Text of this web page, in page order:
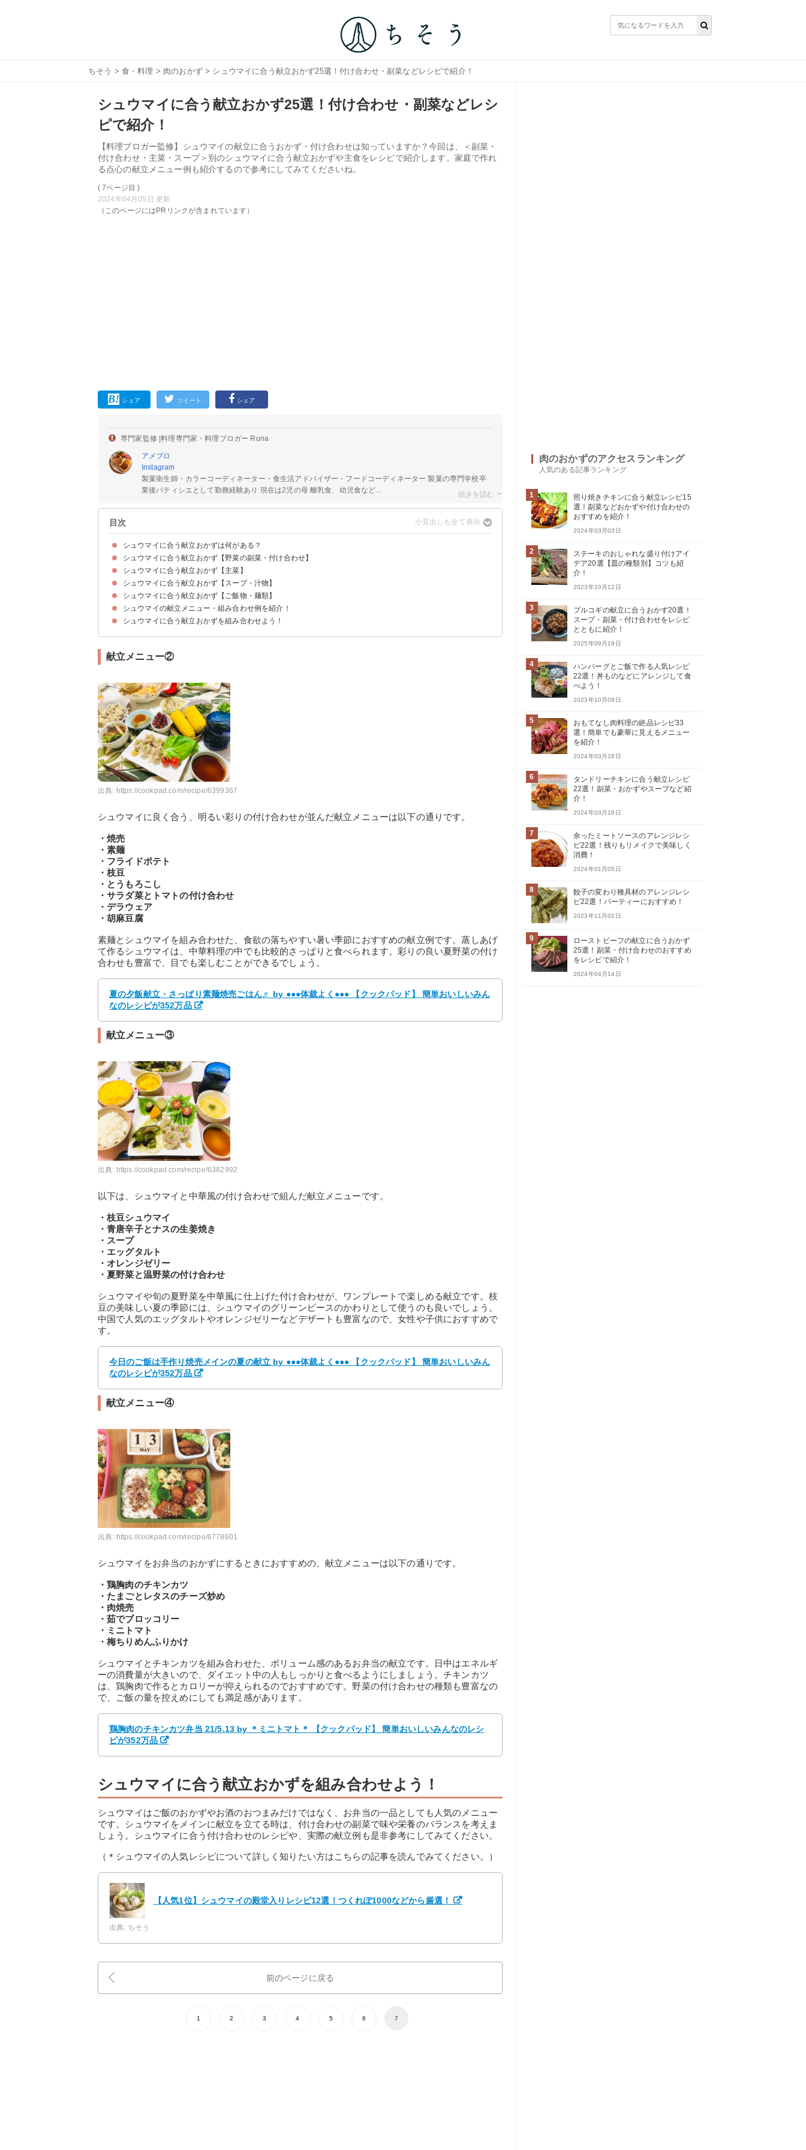
ちそう > 食・料理 > 肉のおかず> シュウマイに合う献立おかず25選！付け合わせ・副菜などレシピで紹介！
シュウマイに合う献立おかず25選！付け合わせ・副菜などレシ
ピで紹介！
【料理ブロガー監修】シュウマイの献立に合うおかず・付け合わせは知っていますか？今回は、＜副菜・
付け合わせ・主菜・スープ＞別のシュウマイに合う献立おかずや主食をレシピで紹介します。家庭で作れ
る点心の献立メニュー例も紹介するので参考にしてみてくださいね。
( 7ページ目 )
2024年04月05日 更新
（このページにはPRリンクが含まれています）
シェア ツイート シェア
専門家監修 |料理専門家・料理ブロガー Runa
アメブロ
Instagram
製菓衛生師・カラーコーディネーター・食生活アドバイザー・フードコーディネーター 製菓の専門学校卒
業後パティシエとして勤務経験あり 現在は2児の母 離乳食、幼児食など...
目次
シュウマイに合う献立おかずは何がある？
シュウマイに合う献立おかず【野菜の副菜・付け合わせ】
①蒸し野菜
②ほうれん草のお浸し
③青唐辛子とナスの生姜醤油炒め
④もやしの焼きシュウマイ
⑤ナスの中華南蛮漬け
⑥トマトとわかめの中華サラダ
⑦キムチとキュウリの中華風和え物
シュウマイに合う献立おかず【主菜】
①えびのチリソース煮
②牛肉の中華炒め
③鶏胸肉とトマトの中華風たまご炒め
④ブロッコリーとたまごの中華炒め
⑤鶏胸肉とキャベツの中華炒め
⑥豚肉とチンゲンサイの中華炒め
⑦小松菜と鮭としめじの中華炒め
シュウマイに合う献立おかず【スープ・汁物】
①豆腐と豆苗の中華スープ
②中華風コーンスープ
③中華風たまごスープ
④小松菜と肉団子のスープ
⑤もずくと豆腐のスープ
⑥キムチとたまごのスープ
シュウマイに合う献立おかず【ご飯物・麺類】
①高菜チャーハン
②たまごチャーハン
③コチュチャンチトマト冷やしうどん
④ユッケジャンカルググス
⑤さばのみぞれ冷やしそば
シュウマイの献立メニュー・組み合わせ例を紹介！
献立メニュー①
献立メニュー②
献立メニュー③
献立メニュー④
シュウマイに合う献立おかずを組み合わせよう！
献立メニュー②
出典: https://cookpad.com/recipe/6399367
シュウマイに良く合う、明るい彩りの付け合わせが並んだ献立メニューは以下の通りです。
・焼売
・素麺
・フライドポテト
・枝豆
・とうもろこし
・サラダ菜とトマトの付け合わせ
・デラウェア
・胡麻豆腐
素麺とシュウマイを組み合わせた、食欲の落ちやすい暑い季節におすすめの献立例です。蒸しあげ
て作るシュウマイは、中華料理の中でも比較的さっぱりと食べられます。彩りの良い夏野菜の付け
合わせも豊富で、目でも楽しむことができるでしょう。
夏の夕飯献立・さっぱり素麺焼売ごはん♬ by ●●●体裁よく●●● 【クックパッド】 簡単おいしいみん
なのレシピが352万品
献立メニュー③
出典: https://cookpad.com/recipe/6382992
以下は、シュウマイと中華風の付け合わせで組んだ献立メニューです。
・枝豆シュウマイ
・青唐辛子とナスの生姜焼き
・スープ
・エッグタルト
・オレンジゼリー
・夏野菜と温野菜の付け合わせ
シュウマイや旬の夏野菜を中華風に仕上げた付け合わせが、ワンプレートで楽しめる献立です。枝
豆の美味しい夏の季節には、シュウマイのグリーンピースのかわりとして使うのも良いでしょう。
中国で人気のエッグタルトやオレンジゼリーなどデザートも豊富なので、女性や子供におすすめで
す。
今日のご飯は手作り焼売メインの夏の献立 by ●●●体裁よく●●● 【クックパッド】 簡単おいしいみん
なのレシピが352万品
献立メニュー④
出典: https://cookpad.com/recipe/6778601
シュウマイをお弁当のおかずにするときにおすすめの、献立メニューは以下の通りです。
・鶏胸肉のチキンカツ
・たまごとレタスのチーズ炒め
・肉焼売
・茹でブロッコリー
・ミニトマト
・梅ちりめんふりかけ
シュウマイとチキンカツを組み合わせた、ボリューム感のあるお弁当の献立です。日中はエネルギ
ーの消費量が大きいので、ダイエット中の人もしっかりと食べるようにしましょう。チキンカツ
は、鶏胸肉で作るとカロリーが抑えられるのでおすすめです。野菜の付け合わせの種類も豊富なの
で、ご飯の量を控えめにしても満足感があります。
鶏胸肉のチキンカツ弁当 21/5.13 by ＊ミニトマト＊ 【クックパッド】 簡単おいしいみんなのレシ
ピが352万品
シュウマイに合う献立おかずを組み合わせよう！
シュウマイはご飯のおかずやお酒のおつまみだけではなく、お弁当の一品としても人気のメニュー
です。シュウマイをメインに献立を立てる時は、付け合わせの副菜で味や栄養のバランスを考えま
しょう。シュウマイに合う付け合わせのレシピや、実際の献立例も是非参考にしてみてください。
（＊シュウマイの人気レシピについて詳しく知りたい方はこちらの記事を読んでみてください。）
【人気1位】シュウマイの殿堂入りレシピ12選！つくれぽ1000などから厳選！
出典: ちそう
前のページに戻る
1 2 3 4 5 6 7
肉のおかずのアクセスランキング
人気のある記事ランキング
1
照り焼きチキンに合う献立レシピ15
選！副菜などおかずや付け合わせの
おすすめを紹介！
2024年03月03日
2
ステーキのおしゃれな盛り付けアイ
デア20選【皿の種類別】コツも紹
介！
2023年10月12日
3
プルコギの献立に合うおかず20選！
スープ・副菜・付け合わせをレシピ
とともに紹介！
2025年09月19日
4
ハンバーグとご飯で作る人気レシピ
22選！丼ものなどにアレンジして食
べよう！
2023年10月09日
5
おもてなし肉料理の絶品レシピ33
選！簡単でも豪華に見えるメニュー
を紹介！
2024年03月28日
6
タンドリーチキンに合う献立レシピ
22選！副菜・おかずやスープなど紹
介！
2024年03月16日
7
余ったミートソースのアレンジレシ
ピ22選！残りもリメイクで美味しく
消費！
2024年01月05日
8
餃子の変わり種具材のアレンジレシ
ピ22選！パーティーにおすすめ！
2023年11月02日
9
ローストビーフの献立に合うおかず
25選！副菜・付け合わせのおすすめ
をレシピで紹介！
2024年04月14日